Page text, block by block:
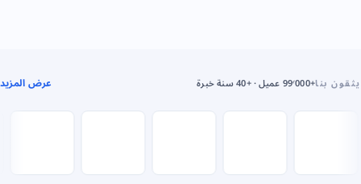
يثقون بنا+99٬000 عميل · +40 سنة خبرة عرض المزيد